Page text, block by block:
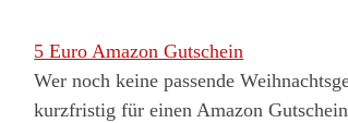
5 Euro Amazon Gutschein
Wer noch keine passende
kurzfristig für einen Amazon